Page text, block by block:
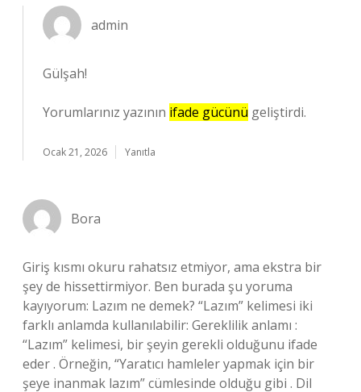
admin
Gülşah!
Yorumlarınız yazının ifade gücünü geliştirdi.
Ocak 21, 2026 Yanıtla
Bora
Giriş kısmı okuru rahatsız etmiyor, ama ekstra bir
şey de hissettirmiyor. Ben burada şu yoruma
kayıyorum: Lazım ne demek? “Lazım” kelimesi iki
farklı anlamda kullanılabilir: Gereklilik anlamı :
“Lazım” kelimesi, bir şeyin gerekli olduğunu ifade
eder . Örneğin, “Yaratıcı hamleler yapmak için bir
şeye inanmak lazım” cümlesinde olduğu gibi . Dil